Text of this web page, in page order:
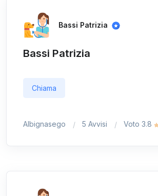
Bassi Patrizia
Bassi Patrizia
Chiama
Albignasego 5 Avvisi Voto 3.8